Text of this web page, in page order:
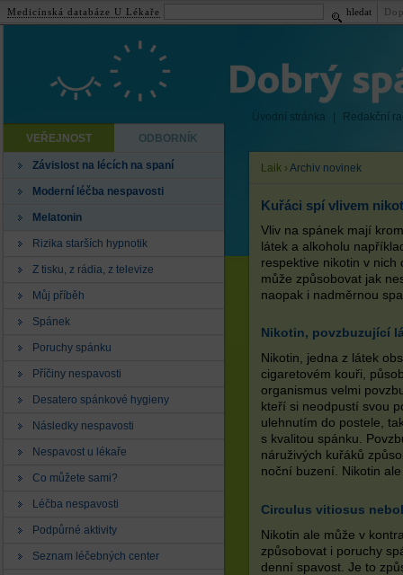
Úvodní stránka
Redakční
VEŘEJNOST
ODBORNÍK
Závislost na lécích na spaní
Moderní léčba nespavosti
Melatonin
Rizika starších hypnotik
Z tisku, z rádia, z televize
Můj příběh
Spánek
Poruchy spánku
Příčiny nespavosti
Desatero spánkové hygieny
Následky nespavosti
Nespavost u lékaře
Co můžete sami?
Léčba nespavosti
Podpůrné aktivity
Seznam léčebných center
Laik › Archiv novinek
Kuřáci spí vlivem
Vliv na spánek mají
látek a alkoholu
respektive nikotin v nich
může způsobovat jak
naopak i nadměrnou
Nikotin, povzbuzující
Nikotin, jedna z látek
cigaretovém kouři,
organismus velmi
kteří si neodpustí svou
ulehnutím do postele,
s kvalitou spánku.
náruživých kuřáků
noční buzení. Nikotin
Circulus vitiosus
Nikotin ale může v
způsobovat i poruchy
denní spavost. Je to
Medicínská databáze U Lékaře hledat